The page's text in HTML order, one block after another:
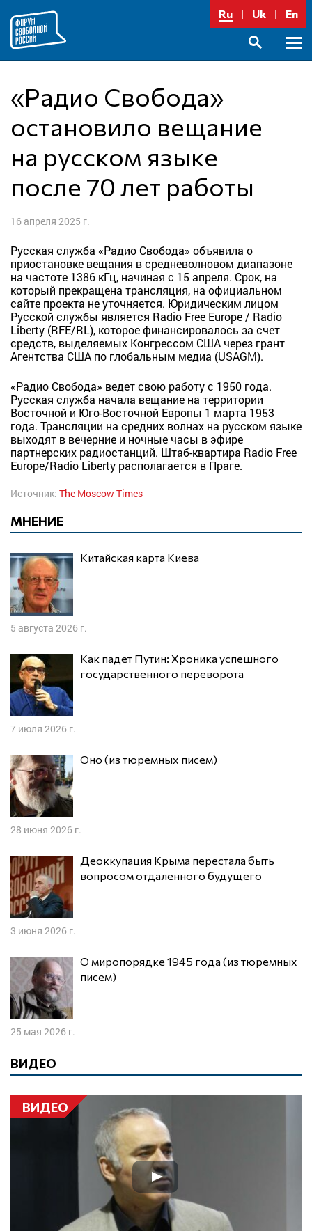
содержимому
Ru Uk En
«Радио Свобода»
остановило вещание
на русском языке
после 70 лет работы
16 апреля 2025 г.
Русская служба «Радио Свобода» объявила о
приостановке вещания в средневолновом диапазоне
на частоте 1386 кГц, начиная с 15 апреля. Срок, на
который прекращена трансляция, на официальном
сайте проекта не уточняется. Юридическим лицом
Русской службы является Radio Free Europe / Radio
Liberty (RFE/RL), которое финансировалось за счет
средств, выделяемых Конгрессом США через грант
Агентства США по глобальным медиа (USAGM).
«Радио Свобода» ведет свою работу с 1950 года.
Русская служба начала вещание на территории
Восточной и Юго-Восточной Европы 1 марта 1953
года. Трансляции на средних волнах на русском языке
выходят в вечерние и ночные часы в эфире
партнерских радиостанций. Штаб-квартира Radio Free
Europe/Radio Liberty располагается в Праге.
Источник: The Moscow Times
МНЕНИЕ
Китайская карта Киева
5 августа 2026 г.
Как падет Путин: Хроника успешного
государственного переворота
7 июля 2026 г.
Оно (из тюремных писем)
28 июня 2026 г.
Деоккупация Крыма перестала быть
вопросом отдаленного будущего
3 июня 2026 г.
О миропорядке 1945 года (из тюремных
писем)
25 мая 2026 г.
ВИДЕО
ВИДЕО